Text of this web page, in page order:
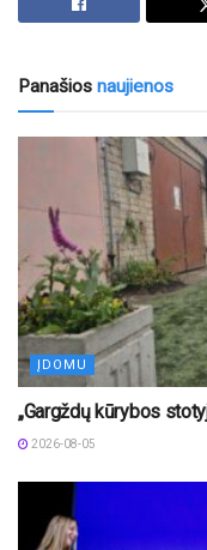
Panašios naujienos
ĮDOMU
„Gargždų kūrybos
2026-08-05